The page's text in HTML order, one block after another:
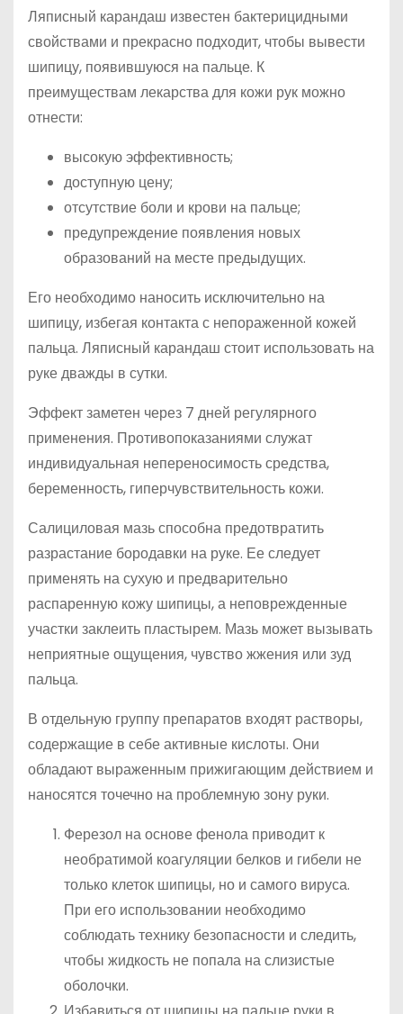
Ляписный карандаш известен бактерицидными
свойствами и прекрасно подходит, чтобы вывести
шипицу, появившуюся на пальце. К
преимуществам лекарства для кожи рук можно
отнести:
высокую эффективность;
доступную цену;
отсутствие боли и крови на пальце;
предупреждение появления новых
образований на месте предыдущих.
Его необходимо наносить исключительно на
шипицу, избегая контакта с непораженной кожей
пальца. Ляписный карандаш стоит использовать на
руке дважды в сутки.
Эффект заметен через 7 дней регулярного
применения. Противопоказаниями служат
индивидуальная непереносимость средства,
беременность, гиперчувствительность кожи.
Салициловая мазь способна предотвратить
разрастание бородавки на руке. Ее следует
применять на сухую и предварительно
распаренную кожу шипицы, а неповрежденные
участки заклеить пластырем. Мазь может вызывать
неприятные ощущения, чувство жжения или зуд
пальца.
В отдельную группу препаратов входят растворы,
содержащие в себе активные кислоты. Они
обладают выраженным прижигающим действием и
наносятся точечно на проблемную зону руки.
Ферезол на основе фенола приводит к
необратимой коагуляции белков и гибели не
только клеток шипицы, но и самого вируса.
При его использовании необходимо
соблюдать технику безопасности и следить,
чтобы жидкость не попала на слизистые
оболочки.